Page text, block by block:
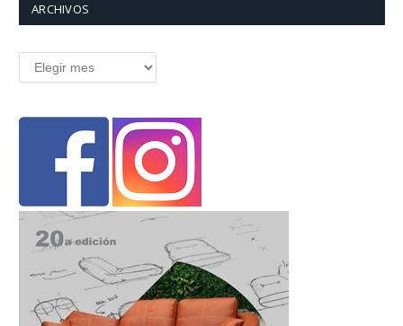
ARCHIVOS
Archivos